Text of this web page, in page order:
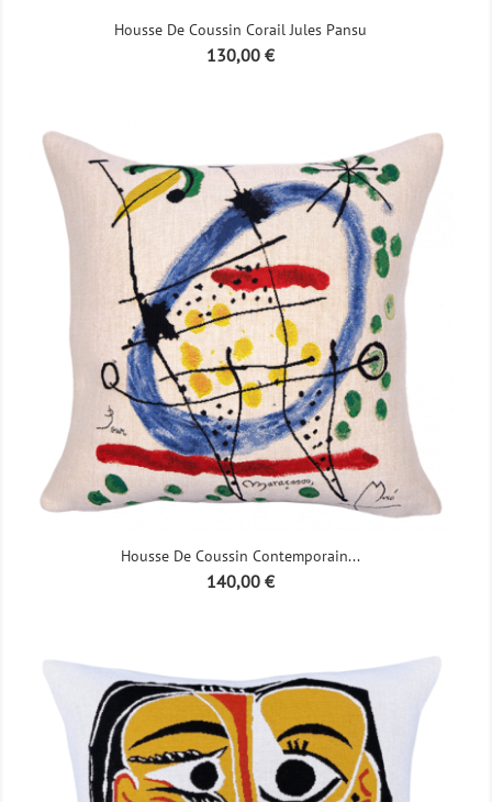
Housse De Coussin Corail Jules Pansu
Prix
130,00 €
Housse De Coussin Contemporain...
Prix
140,00 €